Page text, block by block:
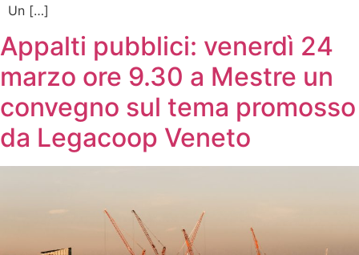
Un […]
Appalti pubblici: venerdì 24
marzo ore 9.30 a Mestre un
convegno sul tema promosso
da Legacoop Veneto